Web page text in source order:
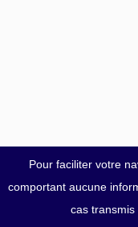
Pour faciliter votre
comportant aucune
cas transmis